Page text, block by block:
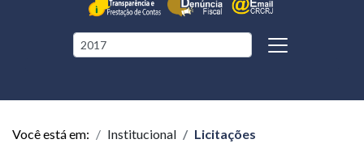
Você está em: Institucional Licitações